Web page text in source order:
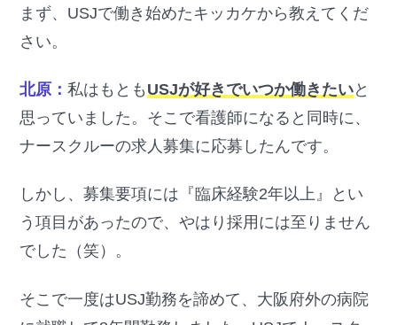
まず、USJで働き始めたキッカケから教えてくだ
さい。
北原：私はもとも USJが好きでいつか働きたいと
思っていました。そこで看護師になると同時に、
ナースクルーの求人募集に応募したんです。
しかし、募集要項には『臨床経験2年以上』とい
う項目があったので、やはり採用には至りません
でした（笑）。
そこで一度はUSJ勤務を諦めて、大阪府外の病院